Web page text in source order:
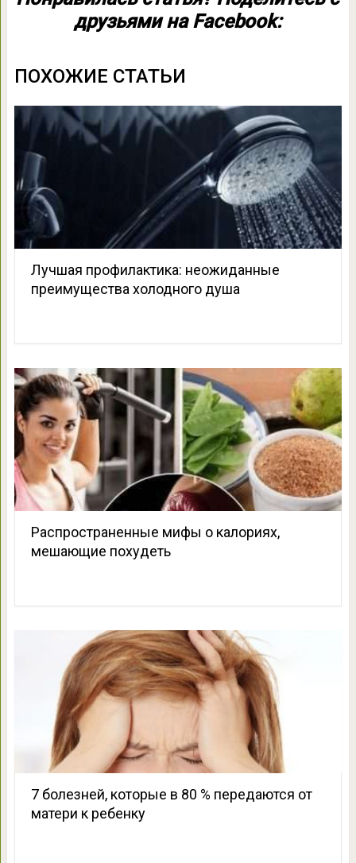
друзьями на Facebook:
ПОХОЖИЕ СТАТЬИ
Лучшая профилактика: неожиданные
преимущества холодного душа
Распространенные мифы о калориях,
мешающие похудеть
7 болезней, которые в 80 % передаются от
матери к ребенку